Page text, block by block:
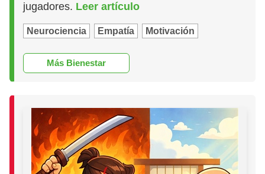
jugadores. Leer artículo
Neurociencia Empatía Motivación
Más Bienestar